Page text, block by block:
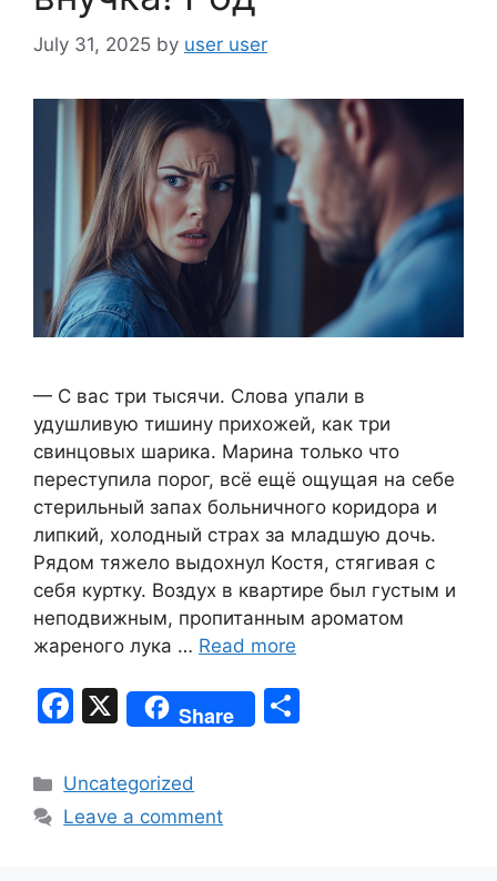
July 31, 2025 by user user
— С вас три тысячи. Слова упали в
удушливую тишину прихожей, как три
свинцовых шарика. Марина только что
переступила порог, всё ещё ощущая на себе
стерильный запах больничного коридора и
липкий, холодный страх за младшую дочь.
Рядом тяжело выдохнул Костя, стягивая с
себя куртку. Воздух в квартире был густым и
неподвижным, пропитанным ароматом
жареного лука … Read more
F
c
e
X Share
Categories
Uncategorized
Leave a comment